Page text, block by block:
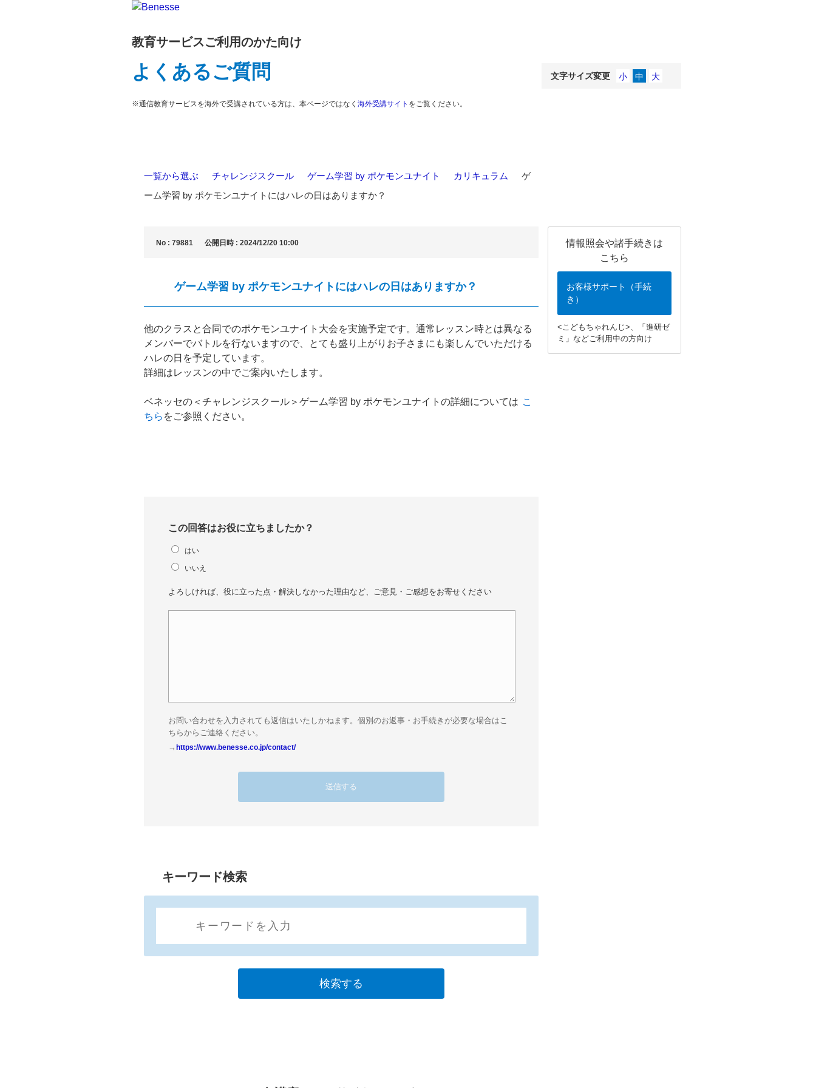
教育サービスご利用のかた向け
よくあるご質問
※通信教育サービスを海外で受講されている方は、本ページではなく 海外受講サイト をご覧ください。
文字サイズ変更
一覧から選ぶ チャレンジスクール ゲーム学習 by ポケモンユナイト カリキュラム
ゲ
ーム学習 by ポケモンユナイトにはハレの日はありますか？
情報照会や諸手続きは
こちら
お客様サポート（手続
き）
<こどもちゃれんじ>、「進研ゼ
ミ」などご利用中の方向け
No : 79881 公開日時 : 2024/12/20 10:00
ゲーム学習 by ポケモンユナイトにはハレの日はありますか？
他のクラスと合同でのポケモンユナイト大会を実施予定です。通常レッスン時とは異なる
メンバーでバトルを行ないますので、とても盛り上がりお子さまにも楽しんでいただける
ハレの日を予定しています。
詳細はレッスンの中でご案内いたします。
ベネッセの＜チャレンジスクール＞ゲーム学習 by ポケモンユナイトの詳細については こ
ちら をご参照ください。
この回答はお役に立ちましたか？
はい
いいえ
よろしければ、役に立った点・解決しなかった理由など、ご意見・ご感想をお寄せください
お問い合わせを入力されても返信はいたしかねます。個別のお返事・お手続きが必要な場合はこ
ちらからご連絡ください。
→https://www.benesse.co.jp/contact/
キーワード検索